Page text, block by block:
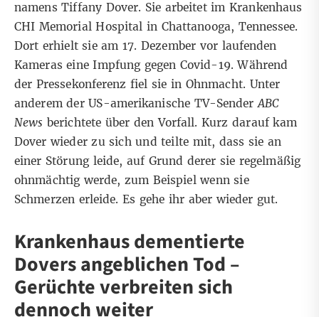
namens Tiffany Dover. Sie arbeitet im Krankenhaus
CHI Memorial Hospital in Chattanooga, Tennessee.
Dort erhielt sie am 17. Dezember vor laufenden
Kameras eine Impfung gegen Covid-19. Während
der Pressekonferenz fiel sie in Ohnmacht. Unter
anderem der US-amerikanische TV-SenderABC
News berichtete über den Vorfall. Kurz darauf kam
Dover wieder zu sich und teilte mit, dass sie an
einer Störung leide, auf Grund derer sie regelmäßig
ohnmächtig werde, zum Beispiel wenn sie
Schmerzen erleide. Es gehe ihr aber wieder gut.
Krankenhaus dementierte
Dovers angeblichen Tod –
Gerüchte verbreiten sich
dennoch weiter